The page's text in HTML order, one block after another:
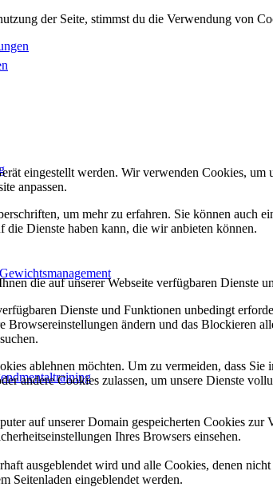
der Seite, stimmst du die Verwendung von
eingestellt werden. Wir verwenden Cookies,
anpassen.
um mehr zu erfahren. Sie können auch
die Dienste haben kann, die wir anbieten können.
die auf unserer Webseite verfügbaren Dienste
Dienste und Funktionen unbedingt
Browsereinstellungen ändern und das Blockieren
ablehnen möchten. Um zu vermeiden, dass
andere Cookies zulassen, um unsere Dienste
auf unserer Domain gespeicherten Cookies
Ihres Browsers einsehen.
ausgeblendet wird und alle Cookies, denen
Seitenladen eingeblendet werden.